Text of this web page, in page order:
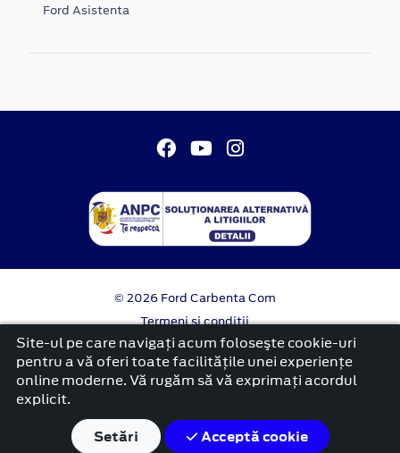
Ford Asistenta
© 2026 Ford Carbenta Com
Termeni si conditii
Confidentialitate
Politica cookies
platformă dezvoltată de Workleto
Site-ul pe care navigați acum foloseşte cookie-uri
pentru a vă oferi toate facilitățile unei experiențe
online moderne. Vă rugăm să vă exprimați acordul
explicit.
Setări
Acceptă cookie